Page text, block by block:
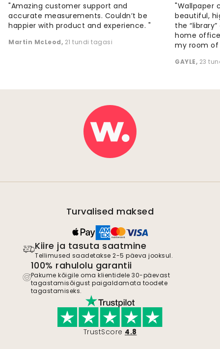
"Amazing customer support and
accurate measurements. Couldn’t be
happier with product and experience. "
Martin McLeod, 21 tundi tagasi
"Wallpaper
beautiful,
the
home
my room of
GAYLE, 23
Turvalised maksed
Kiire ja tasuta saatmine
Tellimused saadetakse 2-5 päeva jooksul.
100% rahulolu garantii
Pakume kõigile oma klientidele 30-päevast
tagastamisõigust paigaldamata toodete
tagastamiseks.
TrustScore 4.8